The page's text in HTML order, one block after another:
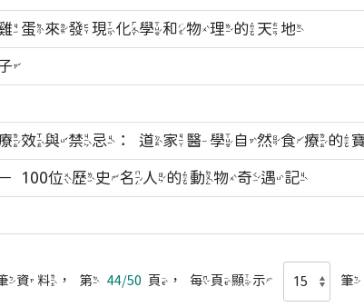
蛋來發現化學和物理的天地
效與禁忌：道家醫學自然食療的
100位歷史名人的動物奇遇記
資料，第 44/50 頁，每頁顯示 筆